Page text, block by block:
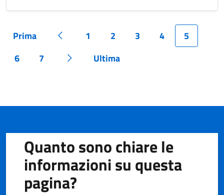
Pagina
Prima Pagina precedente
Pagina
1 Pagina
2 Pagina
3 Pagina
4 Pagina
5
Pagina
6 Pagina
7 Pagina successiva
Pagina
Ultima
Quanto sono chiare le
informazioni su questa
pagina?